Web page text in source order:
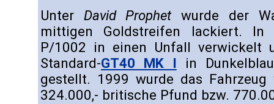
Unter David Prophetwurde der
mittigen Goldstreifen lackiert.
P/1002 in einen Unfall verwickelt
Standard-GT40 MK I in
gestellt. 1999 wurde das
324.000,- britische Pfund bzw.